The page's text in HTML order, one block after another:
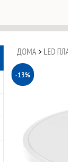
ДОМА > LED
-13%